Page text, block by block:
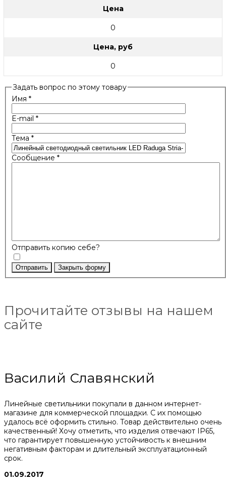
Цена
0
Цена, руб
0
Задать вопрос по этому товару
Имя *
E-mail *
Тема *
Сообщение *
Отправить копию себе?
Отправить Закрыть форму
Прочитайте отзывы на нашем
сайте
Василий Славянский
Линейные светильники покупали в данном интернет-
магазине для коммерческой площадки. С их помощью
удалось всё оформить стильно. Товар действительно очень
качественный! Хочу отметить, что изделия отвечают IP65,
что гарантирует повышенную устойчивость к внешним
негативным факторам и длительный эксплуатационный
срок.
01.09.2017